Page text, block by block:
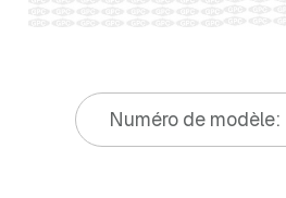
Numéro de modèle: